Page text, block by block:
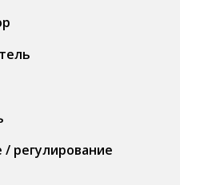
регулирование